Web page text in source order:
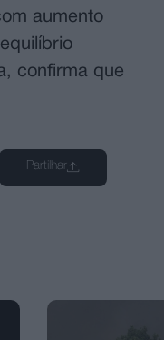
aumento
confirma que
Partilhar